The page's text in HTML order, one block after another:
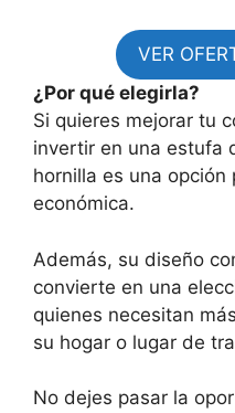
VER
¿Por qué elegirla?
Si quieres mejorar tu
invertir en una estufa
hornilla es una
económica.
Además, su diseño
convierte en una
quienes necesitan
su hogar o lugar de
No dejes pasar la